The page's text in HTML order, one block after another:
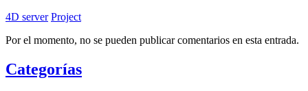
4D server Project
Por el momento, no se pueden publicar comentarios en esta entrada.
Categorías